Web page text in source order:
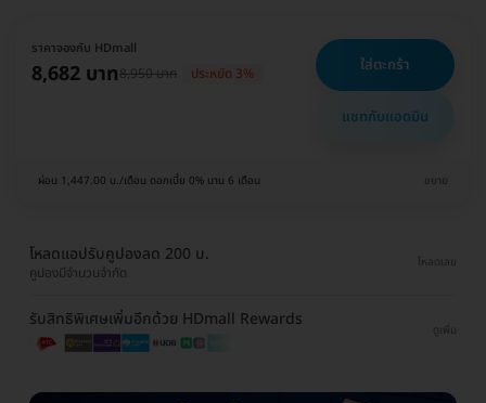
ราคาจองกับ HDmall
8,682 บาท8,950 บาท ประหยัด 3% ใส่ตะกร้า
แชทกับแอดมิน
ผ่อน 1,447.00 บ./เดือน ดอกเบี้ย 0% นาน 6 เดือน ขยาย
โหลดแอปรับคูปองลด 200 บ.
คูปองมีจำนวนจำกัด
โหลดเลย
รับสิทธิพิเศษเพิ่มอีกด้วย HDmall Rewards
ดูเพิ่ม